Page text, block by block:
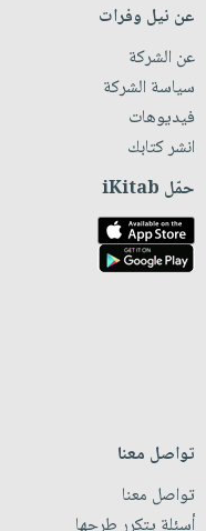
عن نيل وفرات
عن الشركة
سياسة الشركة
فيديوهات
انشر كتابك
حمّل iKitab
تواصل معنا
تواصل معنا